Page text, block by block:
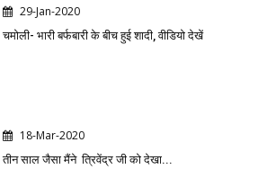
29-Jan-2020
चमोली- भारी बर्फबारी के बीच हुई शादी, वीडियो देखें
18-Mar-2020
तीन साल जैसा मैंने त्रिवेंद्र जी को देखा...